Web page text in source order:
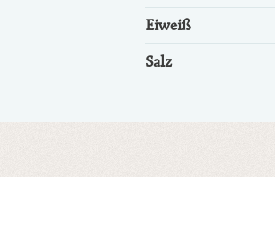
Eiweiß
Salz